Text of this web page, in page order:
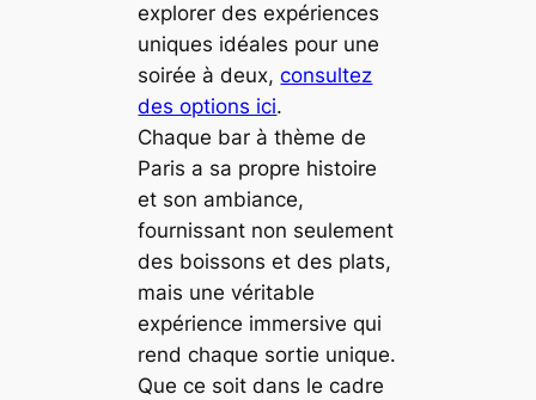
explorer des expériences
uniques idéales pour une
soirée à deux,consultez
des options ici.
Chaque bar à thème de
Paris a sa propre histoire
et son ambiance,
fournissant non seulement
des boissons et des plats,
mais une véritable
expérience immersive qui
rend chaque sortie unique.
Que ce soit dans le cadre